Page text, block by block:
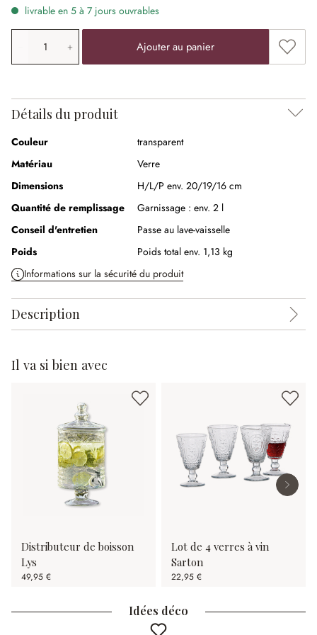
livrable en 5 à 7 jours ouvrables
Quantité de produit: saisissez la valeur souhaitée ou
Ajouter au panier
Détails du produit
Couleur
transparent
Matériau
Verre
Dimensions
H/L/P env. 20/19/16 cm
Quantité de remplissage
Garnissage : env. 2 l
Conseil d'entretien
Passe au lave-vaisselle
Poids
Poids total env. 1,13 kg
Informations sur la sécurité du produit
Description
Il va si bien avec
Distributeur de boisson
Lys
49,95 €
Lot de 4 verres à vin
Sarton
22,95 €
Idées déco